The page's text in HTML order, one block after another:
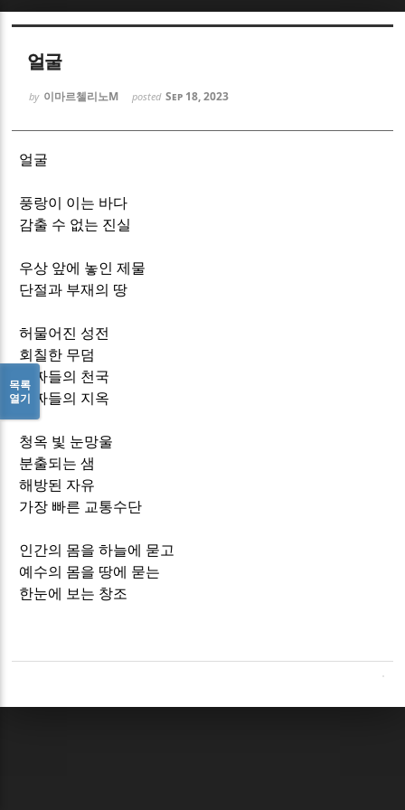
얼굴
by 이마르첼리노M posted Sep 18, 2023
얼굴
풍랑이 이는 바다
감출 수 없는 진실
우상 앞에 놓인 제물
단절과 부재의 땅
허물어진 성전
회칠한 무덤
가짜들의 천국
진짜들의 지옥
청옥 빛 눈망울
분출되는 샘
해방된 자유
가장 빠른 교통수단
인간의 몸을 하늘에 묻고
예수의 몸을 땅에 묻는
한눈에 보는 창조
목록
열기
Sketchbook5, 스케치북5
Sketchbook5, 스케치북5
Sketchbook5, 스케치북5
Sketchbook5, 스케치북5